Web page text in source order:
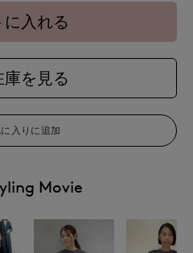
に入れる
庫を見る
入りに追加
Movie